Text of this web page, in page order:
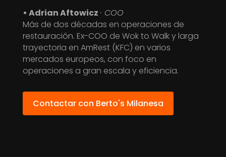
• Adrian Aftowicz · COO
Más de dos décadas en operaciones de
restauración. Ex-COO de Wok to Walk y larga
trayectoria en AmRest (KFC) en varios
mercados europeos, con foco en
operaciones a gran escala y eficiencia.
Contactar con Berto's Milanesa